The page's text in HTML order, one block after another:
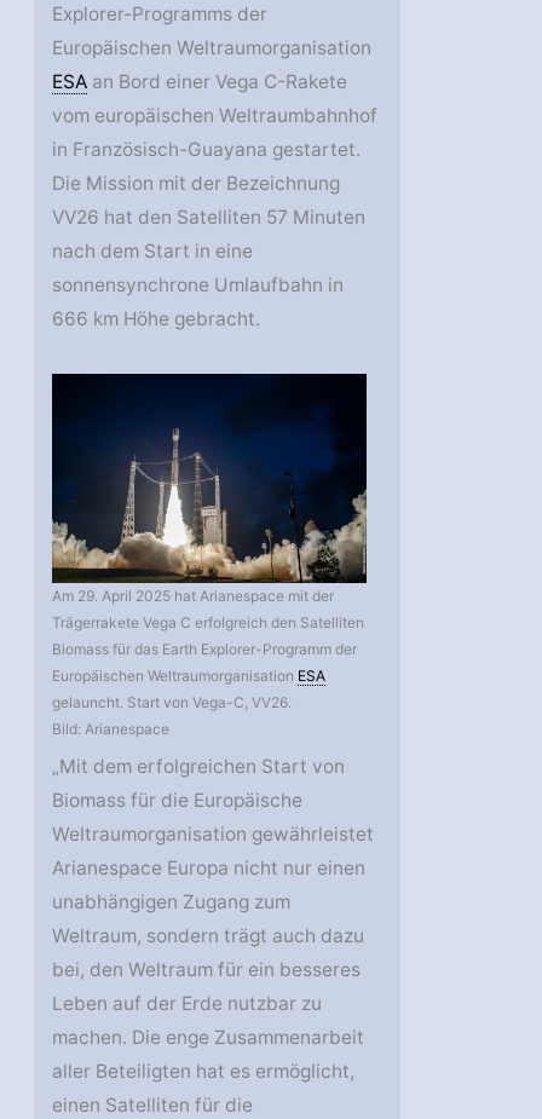
Explorer-Programms der
Europäischen Weltraumorganisation
ESA an Bord einer Vega C-Rakete
vom europäischen Weltraumbahnhof
in Französisch-Guayana gestartet.
Die Mission mit der Bezeichnung
VV26 hat den Satelliten 57 Minuten
nach dem Start in eine
sonnensynchrone Umlaufbahn in
666 km Höhe gebracht.
Am 29. April 2025 hat Arianespace mit der
Trägerrakete Vega C erfolgreich den Satelliten
Biomass für das Earth Explorer-Programm der
Europäischen Weltraumorganisation ESA
gelauncht. Start von Vega-C, VV26.
Bild: Arianespace
„Mit dem erfolgreichen Start von
Biomass für die Europäische
Weltraumorganisation gewährleistet
Arianespace Europa nicht nur einen
unabhängigen Zugang zum
Weltraum, sondern trägt auch dazu
bei, den Weltraum für ein besseres
Leben auf der Erde nutzbar zu
machen. Die enge Zusammenarbeit
aller Beteiligten hat es ermöglicht,
einen Satelliten für die